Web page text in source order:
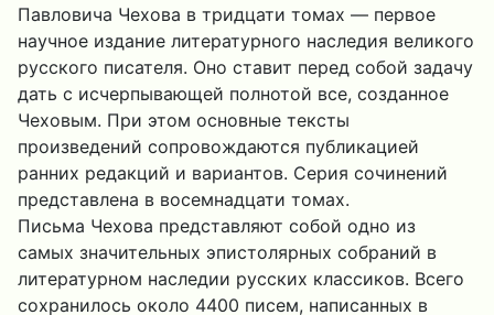
Павловича Чехова в тридцати томах — первое
научное издание литературного наследия великого
русского писателя. Оно ставит перед собой задачу
дать с исчерпывающей полнотой все, созданное
Чеховым. При этом основные тексты
произведений сопровождаются публикацией
ранних редакций и вариантов. Серия сочинений
представлена в восемнадцати томах.
Письма Чехова представляют собой одно из
самых значительных эпистолярных собраний в
литературном наследии русских классиков. Всего
сохранилось около 4400 писем, написанных в